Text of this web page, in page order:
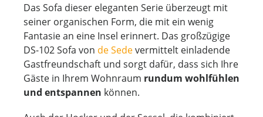
Das Sofa dieser eleganten Serie überzeugt mit
seiner organischen Form, die mit ein wenig
Fantasie an eine Insel erinnert. Das großzügige
DS-102 Sofa von de Sedevermittelt einladende
Gastfreundschaft und sorgt dafür, dass sich Ihre
Gäste in Ihrem Wohnraum rundum wohlfühlen
und entspannen können.